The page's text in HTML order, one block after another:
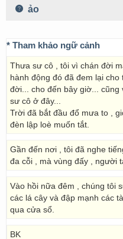
ảo
* Tham khảo ngữ cảnh
Thưa sư cô , tôi vì chán đời
hành động đó đã đem lại
đời... cho đến bây giờ...
sư cô ở đây...
Trời đã bắt đầu đổ mưa to ,
đèn lập loè muốn tắt.
Gần đến nơi , tôi đã nghe
đa cỗi , mà vùng đấy , người
Vào hồi nữa đêm , chúng tôi
các lá cây và đập mạnh các
qua cửa sổ.
BK